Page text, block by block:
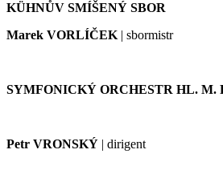
KÜHNŮV SMÍŠENÝ SBOR
Marek VORLÍČEK| sbormistr
SYMFONICKÝ ORCHESTR HL. M.
Petr VRONSKÝ | dirigent